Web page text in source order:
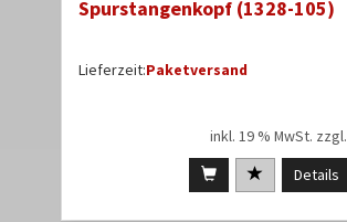
Spurstangenkopf (1328-105)
Lieferzeit:Paketversand
inkl. 19 % MwSt. zzgl.
Details